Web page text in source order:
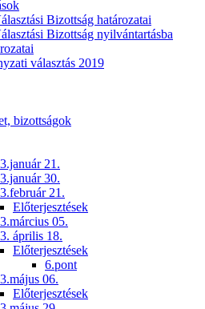
Bizottság határozatai
Bizottság nyilvántartásba
választás 2019
bizottságok
21.
30.
21.
Előterjesztések
05.
április 18.
Előterjesztések
6.pont
06.
Előterjesztések